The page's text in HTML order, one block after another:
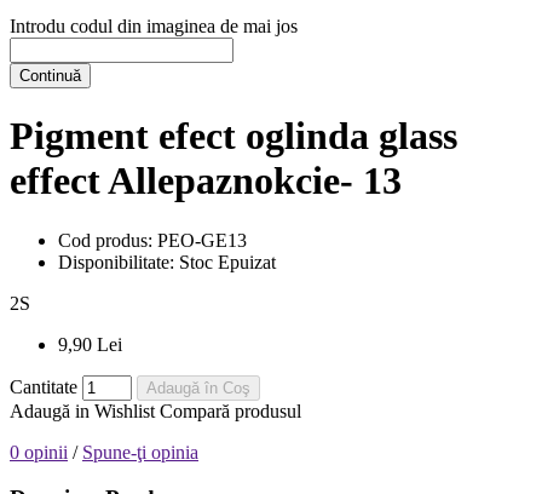
Introdu codul din imaginea de mai jos
Continuă
Pigment efect oglinda glass
effect Allepaznokcie- 13
Cod produs: PEO-GE13
Disponibilitate: Stoc Epuizat
2S
9,90 Lei
Cantitate Adaugă în Coş
Adaugă in Wishlist Compară produsul
0 opinii / Spune-ţi opinia